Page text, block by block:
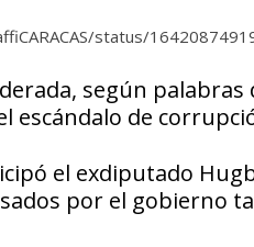
status/
según
escándalo de
el exdiputado
por el gobierno